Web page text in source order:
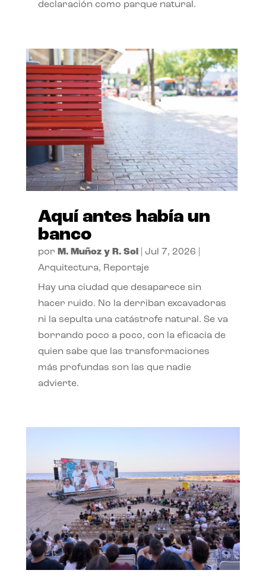
declaración como parque natural.
Aquí antes había un
banco
por M. Muñoz y R. Sol Jul 7, 2026
Arquitectura, Reportaje
Hay una ciudad que desaparece sin
hacer ruido. No la derriban excavadoras
ni la sepulta una catástrofe natural. Se va
borrando poco a poco, con la eficacia de
quien sabe que las transformaciones
más profundas son las que nadie
advierte.